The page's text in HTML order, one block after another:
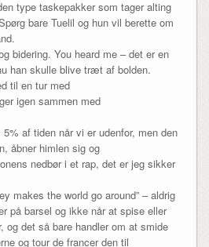
type taskepakker som tager alting
bare Tuelil og hun vil berette om
bidering. You heard me – det er en
han skulle blive træt af bolden.
til en tur med
igen sammen med
af tiden når vi er udenfor, men den
åbner himlen sig og
nedbør i et rap, det er jeg sikker
makes the world go around” – aldrig
på barsel og ikke når at spise eller
og det så bare handler om at smide
og tour de francer den til